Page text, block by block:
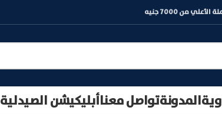
المدونةتواصل معناأبليكيشن الصيدلية